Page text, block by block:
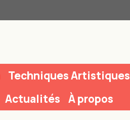
Techniques Artistiques
Actualités À propos